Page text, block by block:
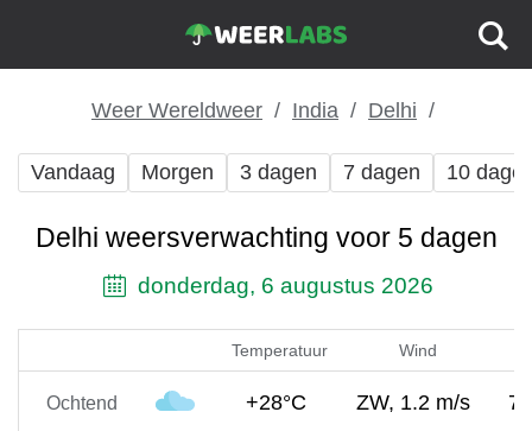
Weer Wereldweer India Delhi
Vandaag Morgen 3 dagen 7 dagen 10
Delhi weersverwachting voor 5 dagen
donderdag, 6 augustus 2026
Temperatuur Wind
Ochtend +28°C ZW, 1.2 m/s